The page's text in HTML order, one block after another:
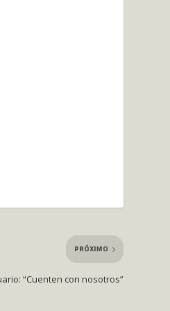
PRÓXIMO
“Cuenten con nosotros”